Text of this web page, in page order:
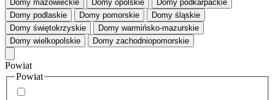
Domy mazowieckie
Domy opolskie
Domy podkarpackie
Domy podlaskie
Domy pomorskie
Domy śląskie
Domy świętokrzyskie
Domy warmińsko-mazurskie
Domy wielkopolskie
Domy zachodniopomorskie
Powiat
Powiat